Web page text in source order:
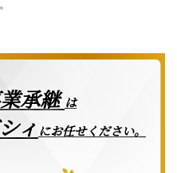
承継は
ィ にお任せください。